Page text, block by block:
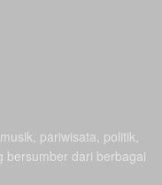
pariwisata, politik,
bersumber dari berbagai